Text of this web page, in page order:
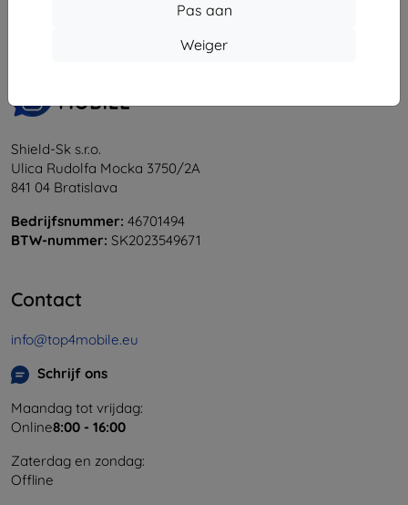
Pas aan
Weiger
Shield-Sk s.r.o.
Ulica Rudolfa Mocka 3750/2A
841 04 Bratislava
Bedrijfsnummer: 46701494
BTW-nummer: SK2023549671
Contact
info@top4mobile.eu
Schrijf ons
Maandag tot vrijdag:
Online8:00 - 16:00
Zaterdag en zondag:
Offline